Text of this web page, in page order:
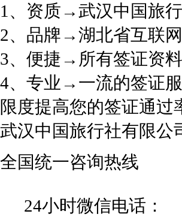
1、资质→武汉中国旅
2、品牌→湖北省互联
3、便捷→所有签证资
4、专业→一流的签证
限度提高您的签证通过
武汉中国旅行社有限公
全国统一咨询热线
24小时微信电话：